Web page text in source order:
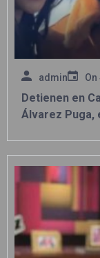
admin On
Detienen en
Álvarez Puga,